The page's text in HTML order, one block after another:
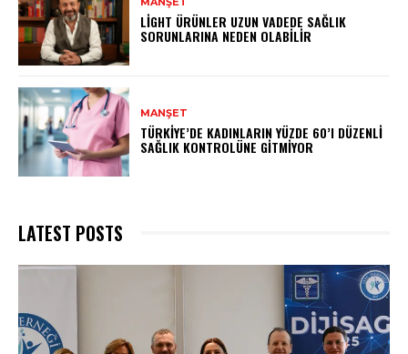
LIGHT ÜRÜNLER UZUN VADEDE SAĞLIK
SORUNLARINA NEDEN OLABILIR
MANŞET
TÜRKIYE’DE KADINLARIN YÜZDE 60’I DÜZENLI
SAĞLIK KONTROLÜNE GITMIYOR
LATEST POSTS